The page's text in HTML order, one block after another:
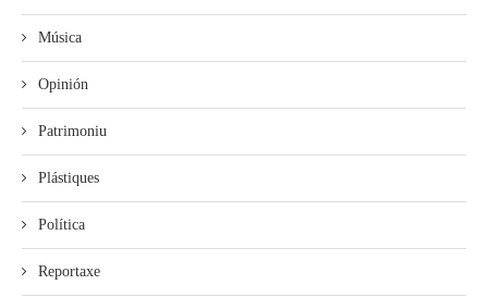
Música
Opinión
Patrimoniu
Plástiques
Política
Reportaxe